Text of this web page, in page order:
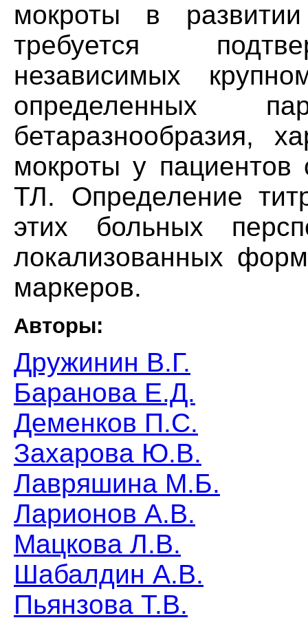
мокроты в
требуется
независимых
определенных
бетаразнообразия,
мокроты у
ТЛ. Определение
этих больных
локализованных
маркеров.
Авторы:
Дружинин В.Г.
Баранова Е.Д.
Деменков П.С.
Захарова Ю.В.
Лавряшина М.Б.
Ларионов А.В.
Мацкова Л.В.
Шабалдин А.В.
Пьянзова Т.В.